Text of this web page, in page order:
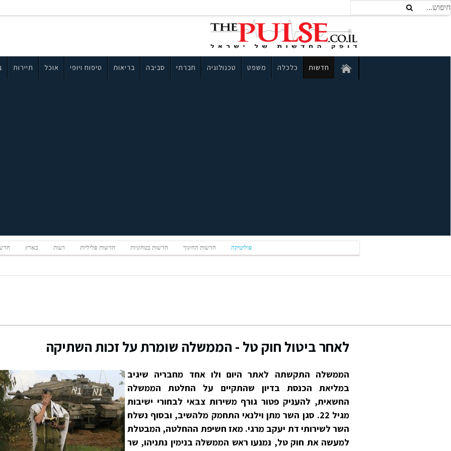
חדשות כלכלה משפט טכנולוגיה חברתי סביבה בריאות טיפוח ויופי אוכל תיירות
פוליטיקה חדשות החינוך חדשות בטחוניות חדשות פליליות דעות בארץ
לאחר ביטול חוק טל - הממשלה שומרת על זכות השתיקה
הממשלה התקשתה לאתר היום ולו אחד מחבריה שיגיב
במליאת הכנסת בדיון שהתקיים על החלטת הממשלה
החשאית, להעניק פטור גורף משירות צבאי לבחורי ישיבות
מגיל 22. סגן השר מתן וילנאי התחמק מלהשיב, ובסוף נשלח
השר לשירותי דת יעקב מרגי. מאז חשיפת ההחלטה, המבטלת
למעשה את חוק טל, נמנעו ראש הממשלה בנימין נתניהו, שר